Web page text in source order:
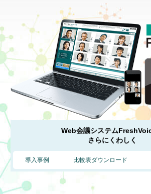
Web会議システム
さらにくわしく
導入事例 比較表ダウンロード